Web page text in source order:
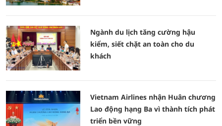
Ngành du lịch tăng cường hậu
kiểm, siết chặt an toàn cho du
khách
Vietnam Airlines nhận Huân chương
Lao động hạng Ba vì thành tích phát
triển bền vững